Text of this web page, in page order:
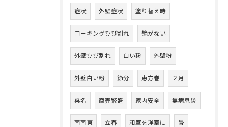
症状 外壁症状 塗り替え時
コーキングひび割れ 艶がない
外壁ひび割れ 白い粉 外壁粉
外壁白い粉 節分 恵方巻 ２月
桑名 商売繁盛 家内安全 無病息災
南南東 立春 和室を洋室に 畳